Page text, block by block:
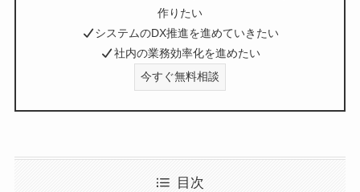
作りたい
システムのDX推進を進めていきたい
社内の業務効率化を進めたい
今すぐ無料相談
目次